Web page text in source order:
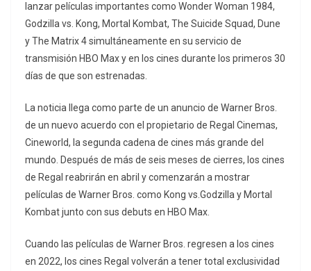
lanzar películas importantes como Wonder Woman 1984,
Godzilla vs. Kong, Mortal Kombat, The Suicide Squad, Dune
y The Matrix 4 simultáneamente en su servicio de
transmisión HBO Max y en los cines durante los primeros 30
días de que son estrenadas.
La noticia llega como parte de un anuncio de Warner Bros.
de un nuevo acuerdo con el propietario de Regal Cinemas,
Cineworld, la segunda cadena de cines más grande del
mundo. Después de más de seis meses de cierres, los cines
de Regal reabrirán en abril y comenzarán a mostrar
películas de Warner Bros. como Kong vs.Godzilla y Mortal
Kombat junto con sus debuts en HBO Max.
Cuando las películas de Warner Bros. regresen a los cines
en 2022, los cines Regal volverán a tener total exclusividad